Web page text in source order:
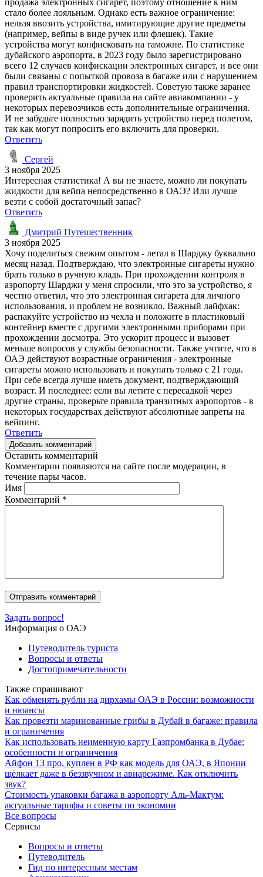
стало более лояльным. Однако есть важное ограничение:
нельзя ввозить устройства, имитирующие другие предметы
(например, вейпы в виде ручек или флешек). Такие
устройства могут конфисковать на таможне. По статистике
дубайского аэропорта, в 2023 году было зарегистрировано
всего 12 случаев конфискации электронных сигарет, и все они
были связаны с попыткой провоза в багаже или с нарушением
правил транспортировки жидкостей. Советую также заранее
проверить актуальные правила на сайте авиакомпании - у
некоторых перевозчиков есть дополнительные ограничения.
И не забудьте полностью зарядить устройство перед полетом,
так как могут попросить его включить для проверки.
Ответить
Сергей
3 ноября 2025
Интересная статистика! А вы не знаете, можно ли покупать
жидкости для вейпа непосредственно в ОАЭ? Или лучше
везти с собой достаточный запас?
Ответить
Дмитрий Путешественник
3 ноября 2025
Хочу поделиться свежим опытом - летал в Шарджу буквально
месяц назад. Подтверждаю, что электронные сигареты нужно
брать только в ручную кладь. При прохождении контроля в
аэропорту Шарджи у меня спросили, что это за устройство, я
честно ответил, что это электронная сигарета для личного
использования, и проблем не возникло. Важный лайфхак:
распакуйте устройство из чехла и положите в пластиковый
контейнер вместе с другими электронными приборами при
прохождении досмотра. Это ускорит процесс и вызовет
меньше вопросов у службы безопасности. Также учтите, что в
ОАЭ действуют возрастные ограничения - электронные
сигареты можно использовать и покупать только с 21 года.
При себе всегда лучше иметь документ, подтверждающий
возраст. И последнее: если вы летите с пересадкой через
другие страны, проверьте правила транзитных аэропортов - в
некоторых государствах действуют абсолютные запреты на
вейпинг.
Ответить
Добавить комментарий
Оставить комментарий
Комментарии появляются на сайте после модерации, в
течение пары часов.
Имя
Комментарий *
Задать вопрос!
Информация о ОАЭ
Путеводитель туриста
Вопросы и ответы
Достопримечательности
Также спрашивают
Как обменять рубли на дирхамы ОАЭ в России: возможности
и нюансы
Как провезти маринованные грибы в Дубай в багаже: правила
и ограничения
Как использовать неименную карту Газпромбанка в Дубае:
особенности и ограничения
Айфон 13 про, куплен в РФ как модель для ОАЭ, в Японии
щёлкает даже в беззвучном и авиарежиме. Как отключить
звук?
Стоимость упаковки багажа в аэропорту Аль-Мактум:
актуальные тарифы и советы по экономии
Все вопросы
Сервисы
Вопросы и ответы
Путеводитель
Гид по интересным местам